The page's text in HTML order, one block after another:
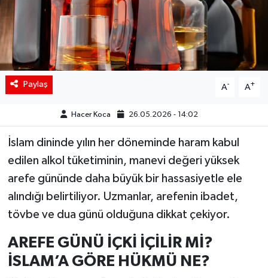
Paylaş A- A+
Hacer Koca 26.05.2026 - 14:02
İslam dininde yılın her döneminde haram kabul
edilen alkol tüketiminin, manevi değeri yüksek
arefe gününde daha büyük bir hassasiyetle ele
alındığı belirtiliyor. Uzmanlar, arefenin ibadet,
tövbe ve dua günü olduğuna dikkat çekiyor.
AREFE GÜNÜ İÇKİ İÇİLİR Mİ?
İSLAM’A GÖRE HÜKMÜ NE?
Teknoloji
Yaşam